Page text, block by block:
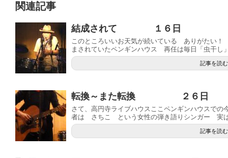
関連記事
結成されて １６日
このところいいお天気が続いている ありがたい
まされていたペンギンハウス 再任は毎日「虫干し
記事を読む
転換～また転換 ２６日
さて、高円寺ライブハウスここペンギンハウスで
者は さちこ という女性の弾き語りシンガー 実
記事を読む